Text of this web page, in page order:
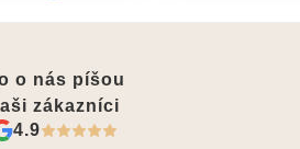
o nás píšou
zákazníci
4.9